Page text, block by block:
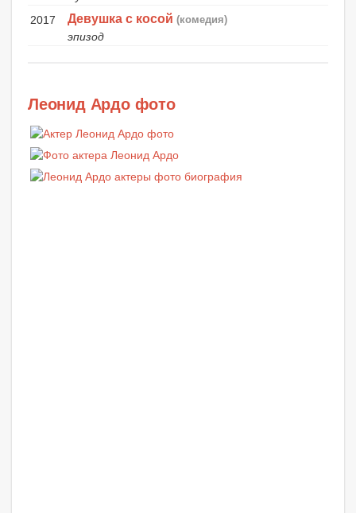
2017
Девушка с косой (комедия)
эпизод
Леонид Ардо фото